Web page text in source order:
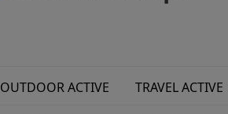
OUTDOOR ACTIVE TRAVEL ACTIVE